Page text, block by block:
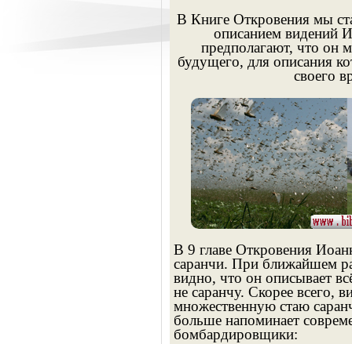
В Книге Откровения мы
описанием видений
предполагают, что он
будущего, для описания
своего
В 9 главе Откровения
саранчи. При ближайшем
видно, что он описывает
не саранчу. Скорее всего,
множественную стаю
больше напоминает
бомбардировщики: